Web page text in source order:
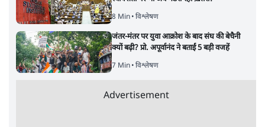
8 Min• विश्लेषण
जंतर-मंतर पर युवा आक्रोश के बाद संघ की बेचैनी
क्यों बढ़ी? प्रो. अपूर्वानंद ने बताईं 5 बड़ी वजहें
7 Min• विश्लेषण
Advertisement